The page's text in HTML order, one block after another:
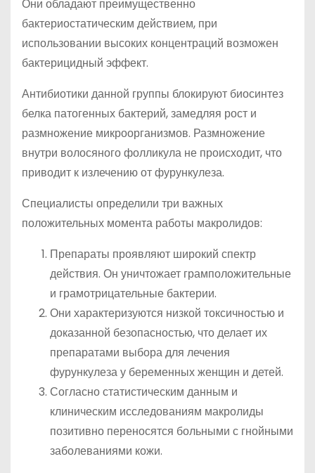
Они обладают преимущественно
бактериостатическим действием, при
использовании высоких концентраций возможен
бактерицидный эффект.
Антибиотики данной группы блокируют биосинтез
белка патогенных бактерий, замедляя рост и
размножение микроорганизмов. Размножение
внутри волосяного фолликула не происходит, что
приводит к излечению от фурункулеза.
Специалисты определили три важных
положительных момента работы макролидов:
Препараты проявляют широкий спектр
действия. Он уничтожает грамположительные
и грамотрицательные бактерии.
Они характеризуются низкой токсичностью и
доказанной безопасностью, что делает их
препаратами выбора для лечения
фурункулеза у беременных женщин и детей.
Согласно статистическим данным и
клиническим исследованиям макролиды
позитивно переносятся больными с гнойными
заболеваниями кожи.